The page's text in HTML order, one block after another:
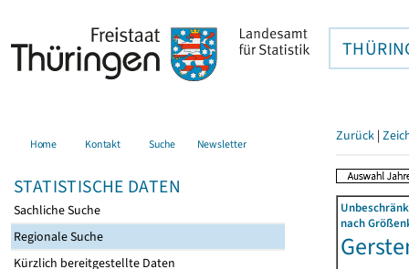
Home Kontakt Suche Newsletter
STATISTISCHE DATEN
Sachliche Suche
Regionale Suche
Kürzlich bereitgestellte Daten
Zurück |
nach